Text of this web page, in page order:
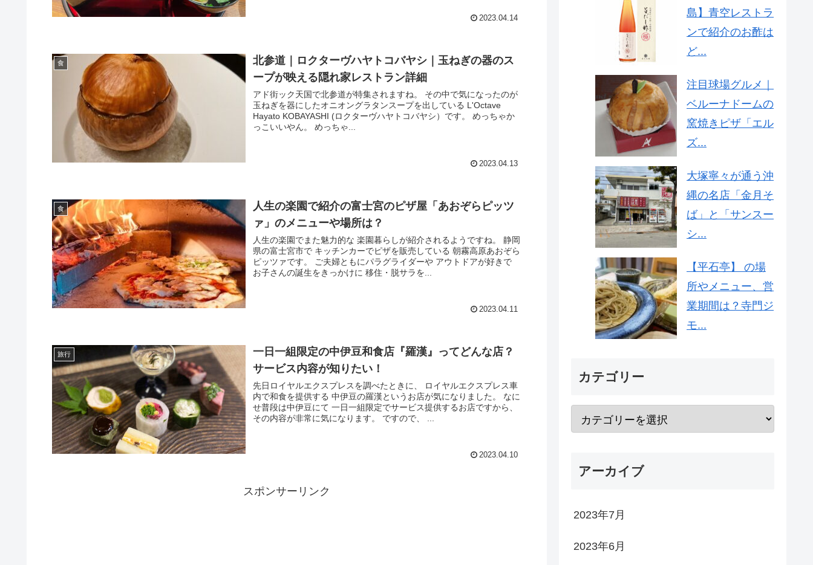
2023.04.14
食
北参道｜ロクターヴハヤトコバヤシ｜玉ねぎの器のス
ープが映える隠れ家レストラン詳細
アド街ック天国で北参道が特集されますね。 その中で気になったのが
玉ねぎを器にしたオニオングラタンスープを出している L'Octave
Hayato KOBAYASHI (ロクターヴハヤトコバヤシ）です。 めっちゃか
っこいいやん。 めっちゃ...
2023.04.13
食
人生の楽園で紹介の富士宮のピザ屋「あおぞらピッツ
ァ」のメニューや場所は？
人生の楽園でまた魅力的な 楽園暮らしが紹介されるようですね。 静岡
県の富士宮市で キッチンカーでピザを販売している 朝霧高原あおぞら
ピッツァです。 ご夫婦ともにパラグライダーや アウトドアが好きで
お子さんの誕生をきっかけに 移住・脱サラを...
2023.04.11
旅行
一日一組限定の中伊豆和食店『羅漢』ってどんな店？
サービス内容が知りたい！
先日ロイヤルエクスプレスを調べたときに、 ロイヤルエクスプレス車
内で和食を提供する 中伊豆の羅漢というお店が気になりました。 なに
せ普段は中伊豆にて 一日一組限定でサービス提供するお店ですから、
その内容が非常に気になります。 ですので、 ...
2023.04.10
スポンサーリンク
島】青空レストラ
ンで紹介のお酢は
ど...
注目球場グルメ｜
ベルーナドームの
窯焼きピザ「エル
ズ...
大塚寧々が通う沖
縄の名店「金月そ
ば」と「サンスー
シ...
【平石亭】 の場
所やメニュー、営
業期間は？寺門ジ
モ...
カテゴリー
アーカイブ
2023年7月
2023年6月